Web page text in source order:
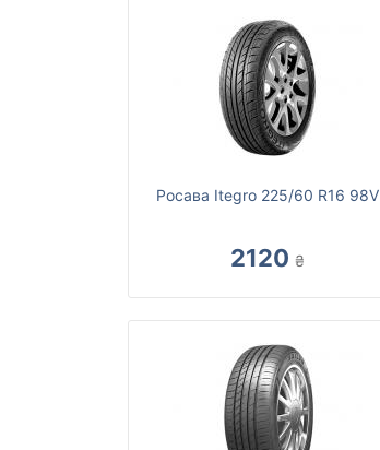
Росава Itegro 225/60 R16 98V
2120 ₴